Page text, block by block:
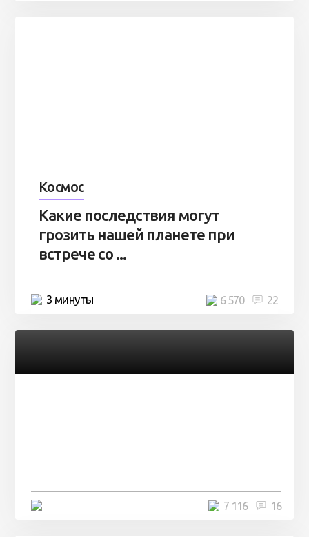
Космос
Какие последствия могут
грозить нашей планете при
встрече со ...
3 минуты 22
6 570
16
7 116